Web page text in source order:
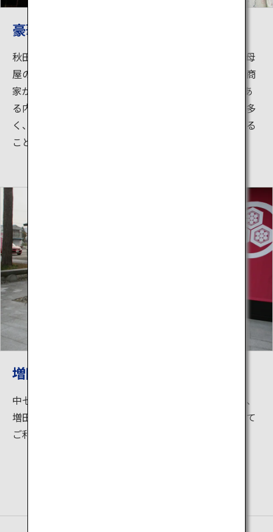
豪華絢爛の内蔵
秋田屈指の豪雪地帯としても知られる増田の町には、母
屋の奥に「内蔵（うちぐら）」と呼ばれる蔵を構える商
家が軒を連ねています。400ｍほどの通りに40以上もあ
る内蔵群は目を見張るほど豪華に仕上げられたものが多
く、その伝統ある建物からは豊かな文化の香りを感じる
ことができます。
増田町並み案内所「ほたる」
中七日町通りの南に位置する観光案内所「ほたる」は、
増田町に数多く残る国登録有形文化財の観光拠点として
ご利用いただける施設です。